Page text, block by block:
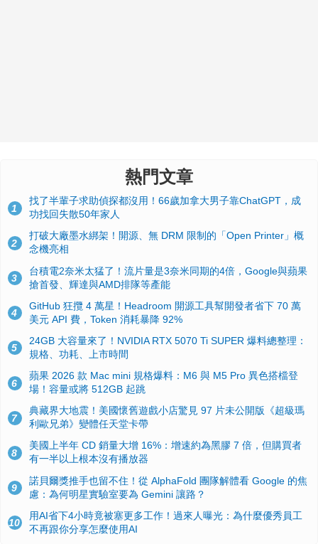
熱門文章
1
找了半輩子求助偵探都沒用！66歲加拿大男子靠ChatGPT，成
功找回失散50年家人
2
打破大廠墨水綁架！開源、無 DRM 限制的「Open Printer」概
念機亮相
3
台積電2奈米太猛了！流片量是3奈米同期的4倍，Google與蘋果
搶首發、輝達與AMD排隊等產能
4
GitHub 狂攬 4 萬星！Headroom 開源工具幫開發者省下 70 萬
美元 API 費，Token 消耗暴降 92%
5
24GB 大容量來了！NVIDIA RTX 5070 Ti SUPER 爆料總整理：
規格、功耗、上市時間
6
蘋果 2026 款 Mac mini 規格爆料：M6 與 M5 Pro 異色搭檔登
場！容量或將 512GB 起跳
7
典藏界大地震！美國懷舊遊戲小店驚見 97 片未公開版《超級瑪
利歐兄弟》變體任天堂卡帶
8
美國上半年 CD 銷量大增 16%：增速約為黑膠 7 倍，但購買者
有一半以上根本沒有播放器
9
諾貝爾獎推手也留不住！從 AlphaFold 團隊解體看 Google 的焦
慮：為何明星實驗室要為 Gemini 讓路？
10
用AI省下4小時竟被塞更多工作！過來人曝光：為什麼優秀員工
不再跟你分享怎麼使用AI